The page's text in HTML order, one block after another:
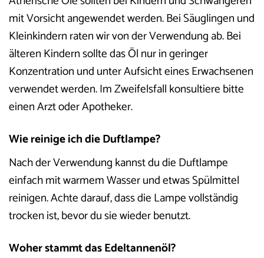
mit Vorsicht angewendet werden. Bei Säuglingen und
Kleinkindern raten wir von der Verwendung ab. Bei
älteren Kindern sollte das Öl nur in geringer
Konzentration und unter Aufsicht eines Erwachsenen
verwendet werden. Im Zweifelsfall konsultiere bitte
einen Arzt oder Apotheker.
Wie reinige ich die Duftlampe?
Nach der Verwendung kannst du die Duftlampe
einfach mit warmem Wasser und etwas Spülmittel
reinigen. Achte darauf, dass die Lampe vollständig
trocken ist, bevor du sie wieder benutzt.
Woher stammt das Edeltannenöl?